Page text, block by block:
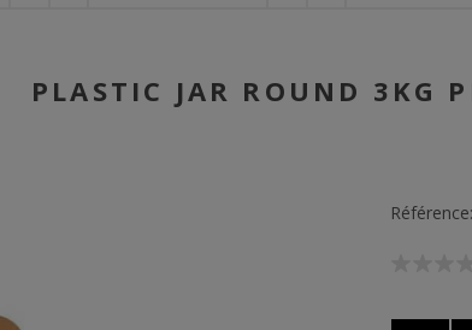
PLASTIC JAR ROUND 3KG
Référence: